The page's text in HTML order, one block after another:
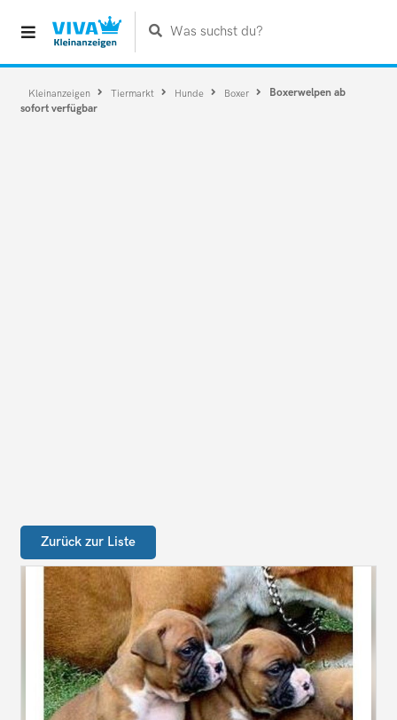
Was suchst du?
Kleinanzeigen Tiermarkt Hunde Boxer
Boxerwelpen ab
sofort verfügbar
Zurück zur Liste